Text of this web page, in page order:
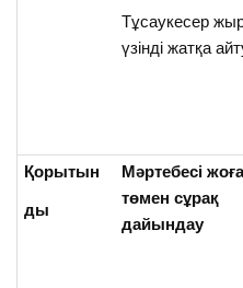
Тұсаукесер
үзінді жатқа
Қорытын
ды
Мәртебесі
төмен сұрақ
дайындау